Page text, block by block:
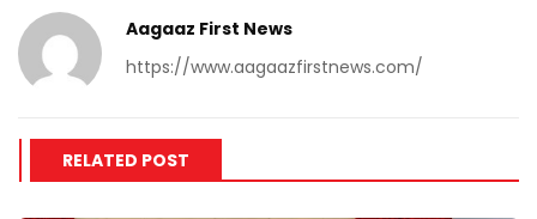
Aagaaz First News
https://www.aagaazfirstnews.com/
RELATED POST